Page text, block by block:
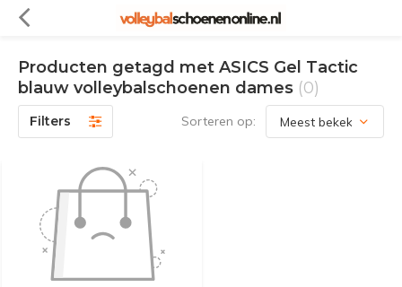
Producten getagd met ASICS Gel Tactic
blauw volleybalschoenen dames (0)
Filters Sorteren op: